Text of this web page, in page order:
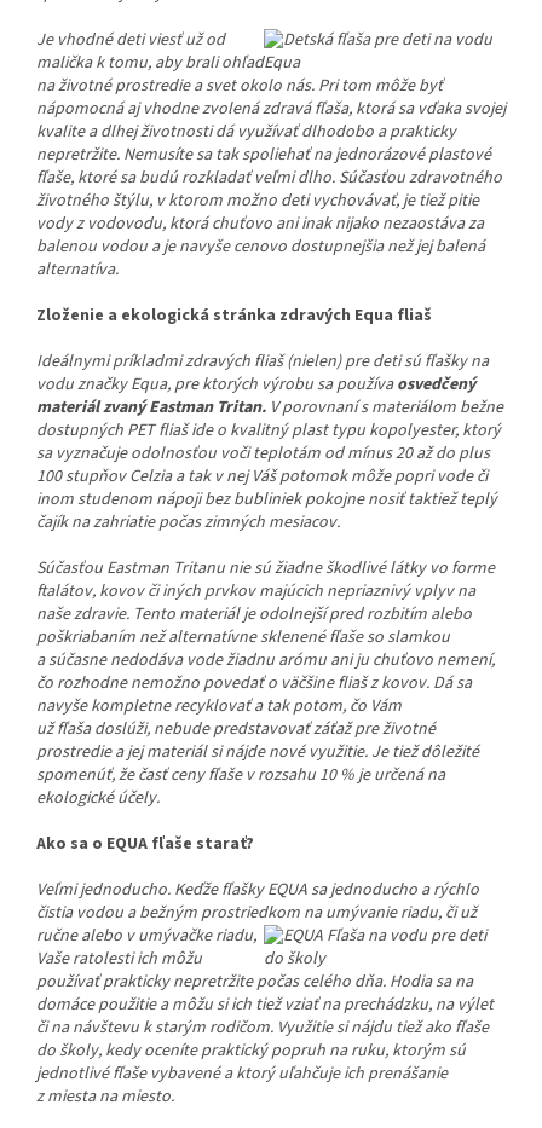
Je vhodné deti viesť už od
malička k tomu, aby brali ohľad
na životné prostredie a svet okolo nás. Pri tom môže byť
nápomocná aj vhodne zvolená zdravá fľaša, ktorá sa vďaka svojej
kvalite a dlhej životnosti dá využívať dlhodobo a prakticky
nepretržite. Nemusíte sa tak spoliehať na jednorázové plastové
fľaše, ktoré sa budú rozkladať veľmi dlho. Súčasťou zdravotného
životného štýlu, v ktorom možno deti vychovávať, je tiež pitie
vody z vodovodu, ktorá chuťovo ani inak nijako nezaostáva za
balenou vodou a je navyše cenovo dostupnejšia než jej balená
alternatíva.
Zloženie a ekologická stránka zdravých Equa fliaš
Ideálnymi príkladmi zdravých fliaš (nielen) pre deti sú fľašky na
vodu značky Equa, pre ktorých výrobu sa používaosvedčený
materiál zvaný Eastman Tritan. V porovnaní s materiálom bežne
dostupných PET fliaš ide o kvalitný plast typu kopolyester, ktorý
sa vyznačuje odolnosťou voči teplotám od mínus 20 až do plus
100 stupňov Celzia a tak v nej Váš potomok môže popri vode či
inom studenom nápoji bez bubliniek pokojne nosiť taktiež teplý
čajík na zahriatie počas zimných mesiacov.
Súčasťou Eastman Tritanu nie sú žiadne škodlivé látky vo forme
ftalátov, kovov či iných prvkov majúcich nepriaznivý vplyv na
naše zdravie. Tento materiál je odolnejší pred rozbitím alebo
poškriabaním než alternatívne sklenené fľaše so slamkou
a súčasne nedodáva vode žiadnu arómu ani ju chuťovo nemení,
čo rozhodne nemožno povedať o väčšine fliaš z kovov. Dá sa
navyše kompletne recyklovať a tak potom, čo Vám
už fľaša doslúži, nebude predstavovať záťaž pre životné
prostredie a jej materiál si nájde nové využitie. Je tiež dôležité
spomenúť, že časť ceny fľaše v rozsahu 10 % je určená na
ekologické účely.
Ako sa o EQUA fľaše starať?
Veľmi jednoducho. Keďže fľašky EQUA sa jednoducho a rýchlo
čistia vodou a bežným prostriedkom na umývanie riadu, či už
ručne alebo v umývačke riadu,
Vaše ratolesti ich môžu
používať prakticky nepretržite počas celého dňa. Hodia sa na
domáce použitie a môžu si ich tiež vziať na prechádzku, na výlet
či na návštevu k starým rodičom. Využitie si nájdu tiež ako fľaše
do školy, kedy oceníte praktický popruh na ruku, ktorým sú
jednotlivé fľaše vybavené a ktorý uľahčuje ich prenášanie
z miesta na miesto.